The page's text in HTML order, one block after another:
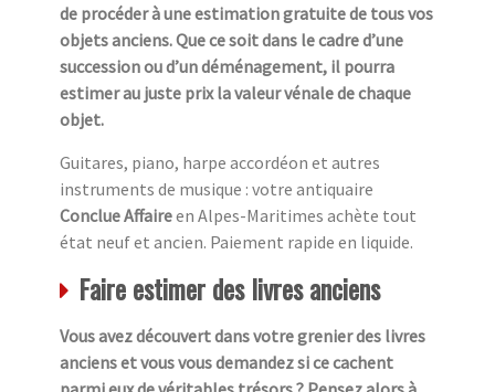
de procéder à une estimation gratuite de tous vos
objets anciens. Que ce soit dans le cadre d’une
succession ou d’un déménagement, il pourra
estimer au juste prix la valeur vénale de chaque
objet.
Guitares, piano, harpe accordéon et autres
instruments de musique : votre antiquaire
Conclue Affaireen Alpes-Maritimes achète tout
état neuf et ancien. Paiement rapide en liquide.
Faire estimer des livres anciens
Vous avez découvert dans votre grenier des livres
anciens et vous vous demandez si ce cachent